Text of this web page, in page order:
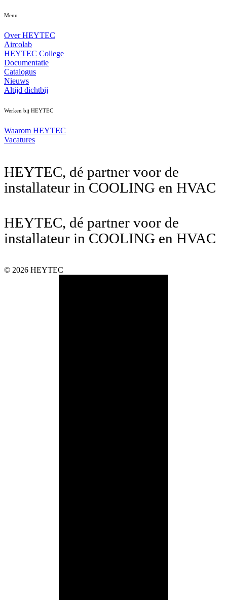
Menu
Over HEYTEC
Aircolab
HEYTEC College
Documentatie
Catalogus
Nieuws
Altijd dichtbij
Werken bij HEYTEC
Waarom HEYTEC
Vacatures
HEYTEC, dé partner voor de
installateur in COOLING en HVAC
HEYTEC, dé partner voor de
installateur in COOLING en HVAC
© 2026 HEYTEC